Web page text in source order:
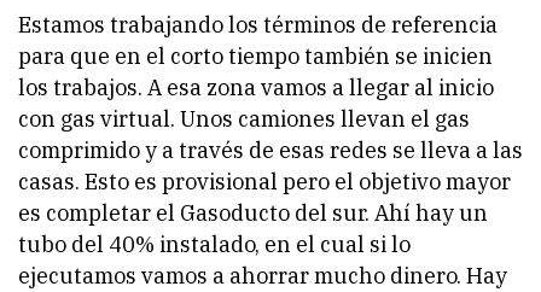
Estamos trabajando los términos de referencia
para que en el corto tiempo también se inicien
los trabajos. A esa zona vamos a llegar al inicio
con gas virtual. Unos camiones llevan el gas
comprimido y a través de esas redes se lleva a las
casas. Esto es provisional pero el objetivo mayor
es completar el Gasoducto del sur. Ahí hay un
tubo del 40% instalado, en el cual si lo
ejecutamos vamos a ahorrar mucho dinero. Hay